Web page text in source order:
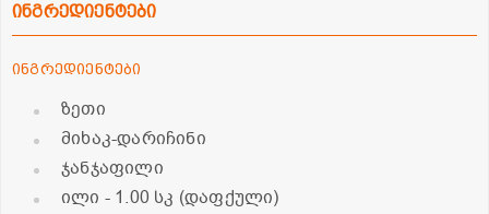
ინგრედიენტები
ინგრედიენტები
ზეთი
მიხაკ-დარიჩინი
ჯანჯაფილი
ილი - 1.00 სკ (დაფქული)